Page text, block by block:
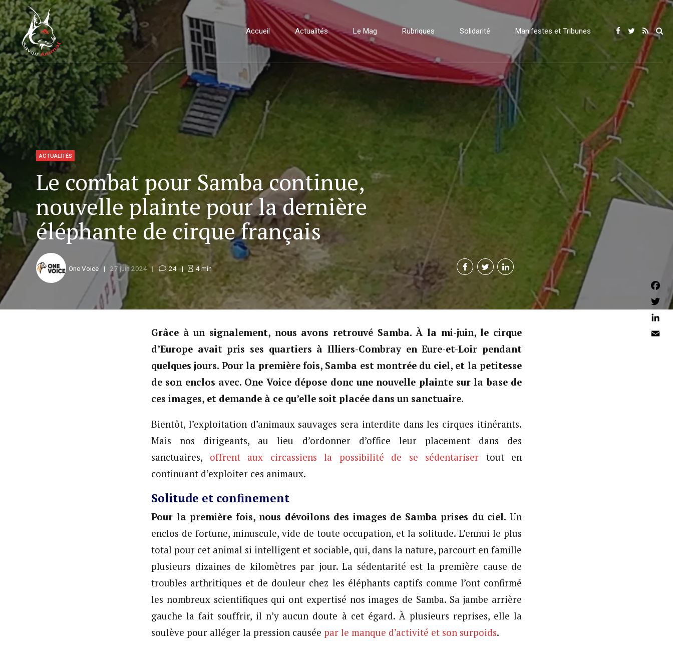
Accueil Actualités Le Mag Rubriques Solidarité Manifestes et Tribunes
ACTUALITÉS
Le combat pour Samba continue,
nouvelle plainte pour la dernière
éléphante de cirque français
One Voice 27 juin 2024 24 4min
Grâce à un signalement, nous avons retrouvé Samba. À la mi-juin, le cirque
d’Europe avait pris ses quartiers à Illiers-Combray en Eure-et-Loir pendant
quelques jours. Pour la première fois, Samba est montrée du ciel, et la petitesse
de son enclos avec. One Voice dépose donc une nouvelle plainte sur la base de
ces images, et demande à ce qu’elle soit placée dans un sanctuaire.
Bientôt, l’exploitation d’animaux sauvages sera interdite dans les cirques itinérants.
Mais nos dirigeants, au lieu d’ordonner d’office leur placement dans des
sanctuaires, offrent aux circassiens la possibilité de se sédentariser tout en
continuant d’exploiter ces animaux.
Solitude et confinement
Pour la première fois, nous dévoilons des images de Samba prises du ciel. Un
enclos de fortune, minuscule, vide de toute occupation, et la solitude. L’ennui le plus
total pour cet animal si intelligent et sociable, qui, dans la nature, parcourt en famille
plusieurs dizaines de kilomètres par jour. La sédentarité est la première cause de
troubles arthritiques et de douleur chez les éléphants captifs comme l’ont confirmé
les nombreux scientifiques qui ont expertisé nos images de Samba. Sa jambe arrière
gauche la fait souffrir, il n’y aucun doute à cet égard. À plusieurs reprises, elle la
soulève pour alléger la pression causée par le manque d’activité et son surpoids.
Twitter